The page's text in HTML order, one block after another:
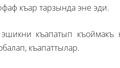
къар тарзында эне эди.
къапатып къоймакъ
къапаттылар.